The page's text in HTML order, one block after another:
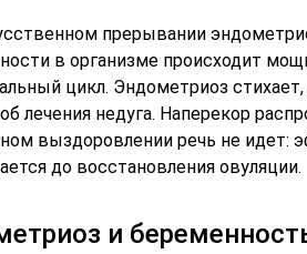
прерывании
в организме происходит
цикл. Эндометриоз
лечения недуга. Наперекор
выздоровлении речь не идет:
до восстановления овуляции.
и
Светлана
по эмбриологии